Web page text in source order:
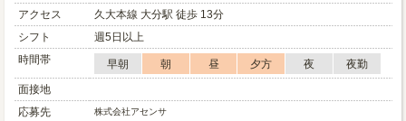
アクセス
久大本線 大分駅 徒歩 13分
シフト
週5日以上
時間帯
早朝 朝 昼 夕方 夜
夜勤
面接地
応募先
株式会社アセンサ